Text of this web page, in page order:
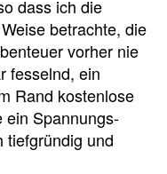
dass ich die
betrachte, die
vorher nie
fesselnd, ein
Rand kostenlose
ein Spannungs-
tiefgründig und